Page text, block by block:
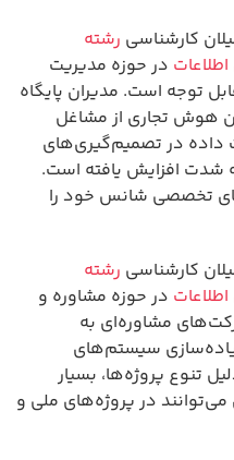
کارشناسی رشته
در حوزه مدیریت
توجه است. مدیران پایگاه
هوش تجاری از مشاغل
داده در تصمیم‌گیری‌های
شدت افزایش یافته است.
تخصصی شانس خود را
کارشناسی رشته
در حوزه مشاوره و
مشاوره‌ای به
سیستم‌های
تنوع پروژه‌ها، بسیار
در پروژه‌های ملی و